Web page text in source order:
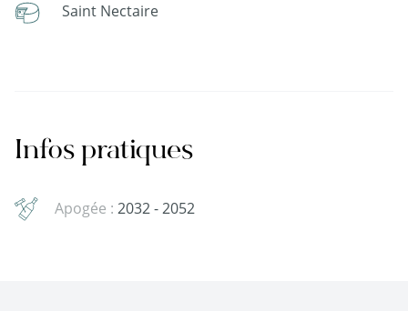
Saint Nectaire
Infos pratiques
Apogée : 2032 - 2052